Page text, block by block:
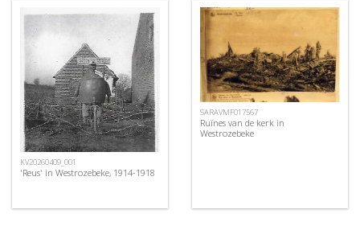
KV20260409_001
'Reus' in Westrozebeke, 1914-1918
SARAVMF017567
Ruïnes van de kerk in
Westrozebeke